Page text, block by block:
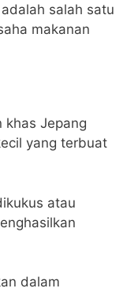
salah satu
makanan
khas Jepang
yang terbuat
atau
dalam